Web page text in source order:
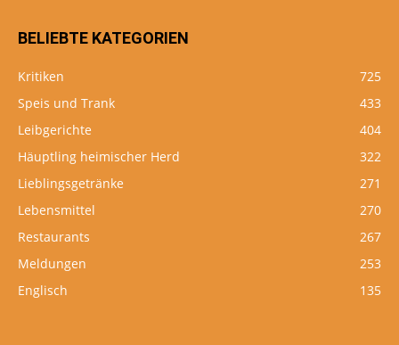
BELIEBTE KATEGORIEN
Kritiken
725
Speis und Trank
433
Leibgerichte
404
Häuptling heimischer Herd
322
Lieblingsgetränke
271
Lebensmittel
270
Restaurants
267
Meldungen
253
Englisch
135